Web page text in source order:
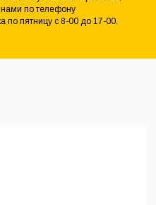
по телефону
по пятницу с 8-00 до 17-00.